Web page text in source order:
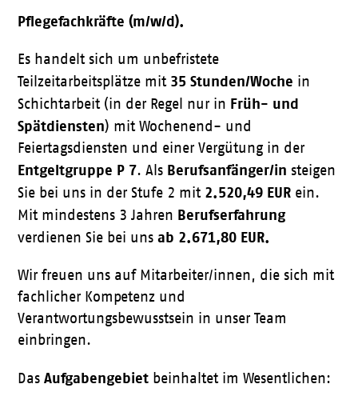
Pflegefachkräfte (m/w/d).
Es handelt sich um unbefristete
Teilzeitarbeitsplätze mit 35 Stunden/Woche in
Schichtarbeit (in der Regel nur in Früh- und
Spätdiensten) mit Wochenend- und
Feiertagsdiensten und einer Vergütung in der
Entgeltgruppe P 7. Als Berufsanfänger/in steigen
Sie bei uns in der Stufe 2 mit2.520,49 EUR ein.
Mit mindestens 3 Jahren Berufserfahrung
verdienen Sie bei uns ab 2.671,80 EUR.
Wir freuen uns auf Mitarbeiter/innen, die sich mit
fachlicher Kompetenz und
Verantwortungsbewusstsein in unser Team
einbringen.
DasAufgabengebiet beinhaltet im Wesentlichen: